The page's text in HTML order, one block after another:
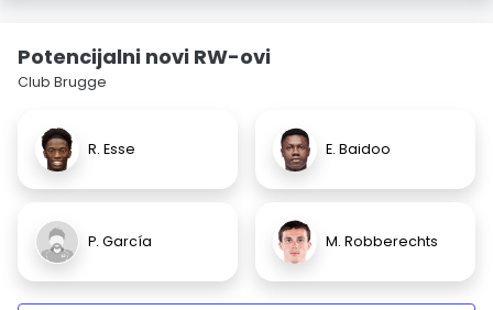
Potencijalni novi RW-ovi
Club Brugge
R. Esse E. Baidoo
P. García M. Robberechts